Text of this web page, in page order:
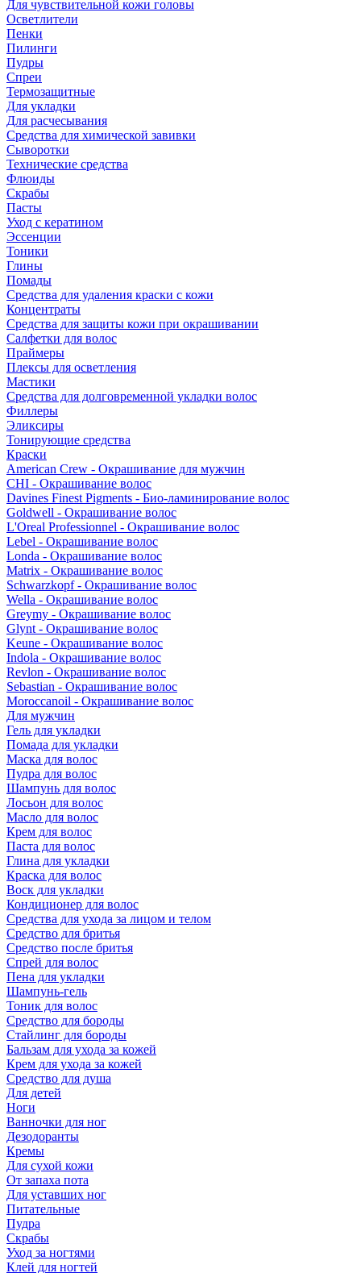
Для чувствительной кожи головы
Осветлители
Пенки
Пилинги
Пудры
Спреи
Термозащитные
Для укладки
Для расчесывания
Средства для химической завивки
Сыворотки
Технические средства
Флюиды
Скрабы
Пасты
Уход с кератином
Эссенции
Тоники
Глины
Помады
Средства для удаления краски с кожи
Концентраты
Средства для защиты кожи при окрашивании
Салфетки для волос
Праймеры
Плексы для осветления
Мастики
Средства для долговременной укладки волос
Филлеры
Эликсиры
Тонирующие средства
Краски
American Crew - Окрашивание для мужчин
CHI - Окрашивание волос
Davines Finest Pigments - Био-ламинирование волос
Goldwell - Окрашивание волос
L'Oreal Professionnel - Окрашивание волос
Lebel - Окрашивание волос
Londa - Окрашивание волос
Matrix - Окрашивание волос
Schwarzkopf - Окрашивание волос
Wella - Окрашивание волос
Greymy - Окрашивание волос
Glynt - Окрашивание волос
Keune - Окрашивание волос
Indola - Окрашивание волос
Revlon - Окрашивание волос
Sebastian - Окрашивание волос
Moroccanoil - Окрашивание волос
Для мужчин
Гель для укладки
Помада для укладки
Маска для волос
Пудра для волос
Шампунь для волос
Лосьон для волос
Масло для волос
Крем для волос
Паста для волос
Глина для укладки
Краска для волос
Воск для укладки
Кондиционер для волос
Средства для ухода за лицом и телом
Средство для бритья
Средство после бритья
Спрей для волос
Пена для укладки
Шампунь-гель
Тоник для волос
Средство для бороды
Стайлинг для бороды
Бальзам для ухода за кожей
Крем для ухода за кожей
Средство для душа
Для детей
Ноги
Ванночки для ног
Дезодоранты
Кремы
Для сухой кожи
От запаха пота
Для уставших ног
Питательные
Пудра
Скрабы
Уход за ногтями
Клей для ногтей